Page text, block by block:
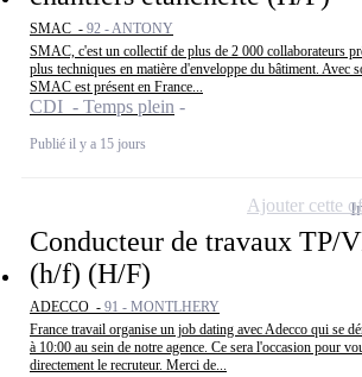
SMAC - 92 - ANTONY
SMAC, c'est un collectif de plus de 2 000 collaborateurs
plus techniques en matière d'enveloppe du bâtiment. Avec
SMAC est présent en France...
CDI - Temps plein
Publié il y a 15 jours
Conducteur de travaux TP/
(h/f) (H/F)
ADECCO - 91 - MONTLHERY
France travail organise un job dating avec Adecco qui se
à 10:00 au sein de notre agence. Ce sera l'occasion pour
directement le recruteur. Merci de...
Ajouter cette